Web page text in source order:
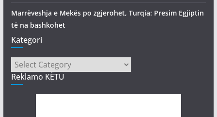
Marrëveshja e Mekës po zgjerohet, Turqia: Presim Egjiptin
të na bashkohet
Kategori
Kategori
Reklamo KËTU